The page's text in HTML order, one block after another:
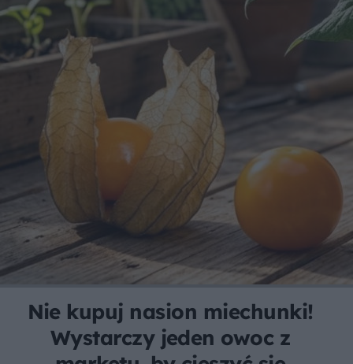
Nie kupuj nasion miechunki!
Wystarczy jeden owoc z